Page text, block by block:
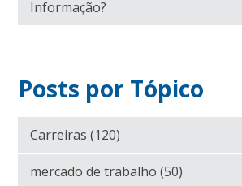
Informação?
Posts por Tópico
Carreiras(120)
mercado de trabalho(50)